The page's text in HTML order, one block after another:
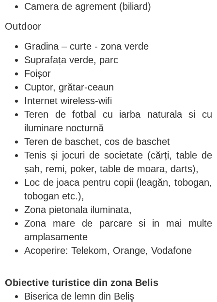
Camera de agrement (biliard)
Outdoor
Gradina – curte - zona verde
Suprafața verde, parc
Foișor
Cuptor, grătar-ceaun
Internet wireless-wifi
Teren de fotbal cu iarba naturala si cu
iluminare nocturnă
Teren de baschet, cos de baschet
Tenis și jocuri de societate (cărți, table de
șah, remi, poker, table de moara, darts),
Loc de joaca pentru copii (leagăn, tobogan,
tobogan etc.),
Zona pietonala iluminata,
Zona mare de parcare si in mai multe
amplasamente
Acoperire: Telekom, Orange, Vodafone
Obiective turistice din zona Belis
Biserica de lemn din Beliş